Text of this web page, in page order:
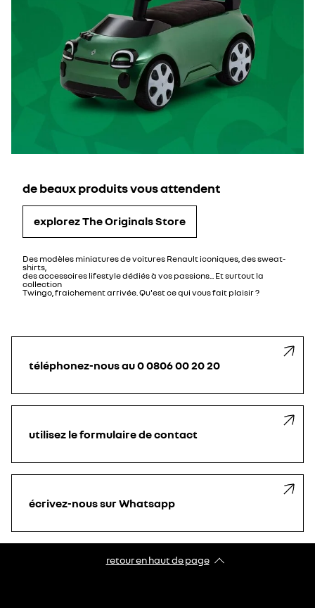
de beaux produits vous attendent
explorez The Originals Store​
Des modèles miniatures de voitures Renault iconiques, des sweat-
shirts,
des accessoires lifestyle dédiés à vos passions... Et surtout la
collection
Twingo, fraichement arrivée. Qu'est ce qui vous fait ​plaisir ?
téléphonez-nous au 0 0806 00 20 20
utilisez le formulaire de contact
écrivez-nous sur Whatsapp
retour en haut de page​